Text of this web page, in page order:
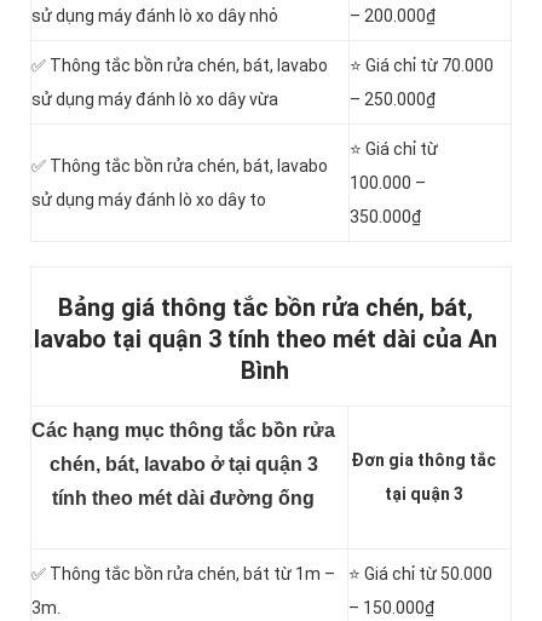
sử dụng máy đánh lò xo dây nhỏ – 200.000₫
✅ Thông tắc bồn rửa chén, bát, lavabo
sử dụng máy đánh lò xo dây vừa
⭐ Giá chỉ từ 70.000
– 250.000₫
✅ Thông tắc bồn rửa chén, bát, lavabo
sử dụng máy đánh lò xo dây to
⭐ Giá chỉ từ
100.000 –
350.000₫
Bảng giá thông tắc bồn rửa chén, bát,
lavabo tại quận 3 tính theo mét dài của An
Bình
Các hạng mục thông tắc bồn rửa
chén, bát, lavabo ở tại quận 3
tính theo mét dài đường ống
Đơn gia thông tắc
tại quận 3
✅ Thông tắc bồn rửa chén, bát từ 1m –
3m.
⭐ Giá chỉ từ 50.000
– 150.000₫